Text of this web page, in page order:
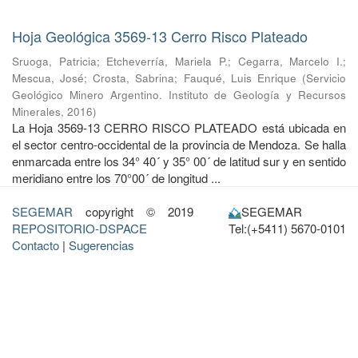
Hoja Geológica 3569-13 Cerro Risco Plateado
Sruoga, Patricia; Etcheverría, Mariela P.; Cegarra, Marcelo I.;
Mescua, José;Crosta, Sabrina; Fauqué, Luis Enrique (Servicio
Geológico Minero Argentino. Instituto de Geología y Recursos
Minerales, 2016)
La Hoja 3569-13 CERRO RISCO PLATEADO está ubicada en
el sector centro-occidental de la provincia de Mendoza. Se halla
enmarcada entre los 34° 40´ y 35° 00´ de latitud sur y en sentido
meridiano entre los 70°00´ de longitud ...
SEGEMAR copyright © 2019
REPOSITORIO-DSPACE
Contacto | Sugerencias
SEGEMAR
Tel:(+5411) 5670-0101